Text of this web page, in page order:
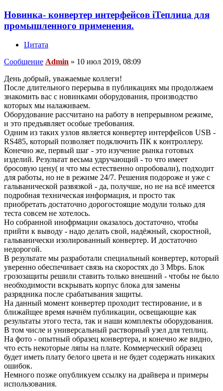
Новинка- конвертер интерфейсов iТеплица для
промышленного применения.
Цитата
Сообщение Admin » 10 июл 2019, 08:09
День добрый, уважаемые коллеги!
После длительного перерыва в публикациях мы продолжаем
знакомить вас с новинками оборудования, производство
которых мы налаживаем.
Оборудование рассчитано на работу в непрерывном режиме,
и это предъявляет особые требования.
Одним из таких узлов является конвертер интерфейсов USB -
RS485, который позволяет подключить ПК к контроллеру.
Конечно же, первый шаг - это изучение рынка готовых
изделий. Результат весьма удручающий - то что имеет
бросовую цену( и что мы естественно опробовали), подходит
для работы, но не в режиме 24/7. Решения подороже и уже с
гальванической развязкой - да, получше, но не на всё имеется
подробная техническая информация, и просто так
приобретать достаточно дорогостоящие модули только для
теста совсем не хотелось.
Но собранной инофрмации оказалось достаточно, чтобы
прийти к выводу - надо делать свой, надёжный, скоростной,
гальванически изолированный конвертер. И достаточно
недорогой.
В результате мы разработали специальный конвертер, который
уверенно обеспечивает связь на скоростях до 3 Mbps. Блок
грозозащиты решили ставить только внешний - чтобы не было
необходимости вскрывать корпус блока для замены
разрядника после срабатывания защиты.
На данный момент конвертер проходит тестирование, и в
ближайщее время начнём публикации, освещающие как
результаты этого теста, так и наши комплекты оборудования.
В том числе и универсальный растворный узел для теплиц.
На фото - опытный образец конвертера, и конечно же видно,
что есть некоторые ляпы на плате. Коммерческий образец
будет иметь плату белого цвета и не будет содержать никаких
ошибок.
Немного позже опубликуем ссылку на драйвера и примеры
использования.